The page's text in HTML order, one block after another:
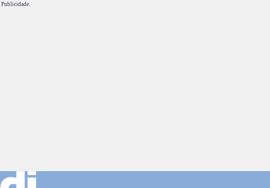
Publicidade.